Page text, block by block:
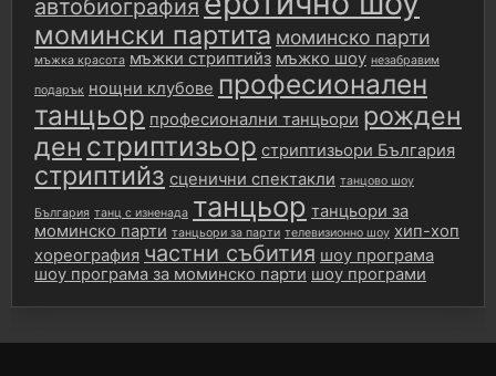
автобиография
момински партита моминско парти
мъжка красота мъжки стриптийз мъжко шоу незабравим
подарък нощни клубове професионален
танцьор професионални танцьори рожден
ден стриптизьор стриптизьори България
стриптийз сценични спектакли танцово шоу
България танц с изненада танцьор танцьори за
моминско парти танцьори за парти телевизионно шоу хип-хоп
хореография частни събития шоу програма
шоу програма за моминско парти шоу програми